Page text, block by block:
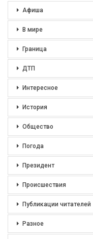
Афиша
В мире
Граница
ДТП
Интересное
История
Общество
Погода
Президент
Происшествия
Публикации читателей
Разное